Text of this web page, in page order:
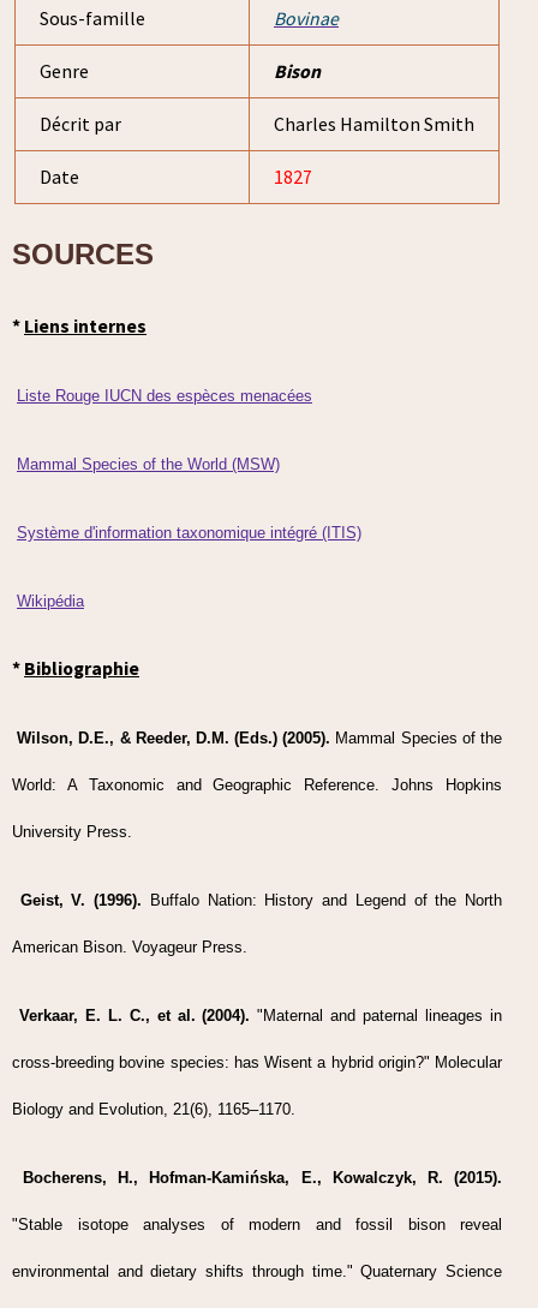
Sous-famille Bovinae
Genre Bison
Décrit par Charles Hamilton Smith
Date 1827
SOURCES
* Liens internes
Liste Rouge IUCN des espèces menacées
Mammal Species of the World (MSW)
Système d'information taxonomique intégré (ITIS)
Wikipédia
* Bibliographie
Wilson, D.E., & Reeder, D.M. (Eds.) (2005). Mammal Species of the
World: A Taxonomic and Geographic Reference. Johns Hopkins
University Press.
Geist, V. (1996). Buffalo Nation: History and Legend of the North
American Bison. Voyageur Press.
Verkaar, E. L. C., et al. (2004). "Maternal and paternal lineages in
cross-breeding bovine species: has Wisent a hybrid origin?" Molecular
Biology and Evolution, 21(6), 1165–1170.
Bocherens, H., Hofman-Kamińska, E., Kowalczyk, R. (2015).
"Stable isotope analyses of modern and fossil bison reveal
environmental and dietary shifts through time." Quaternary Science